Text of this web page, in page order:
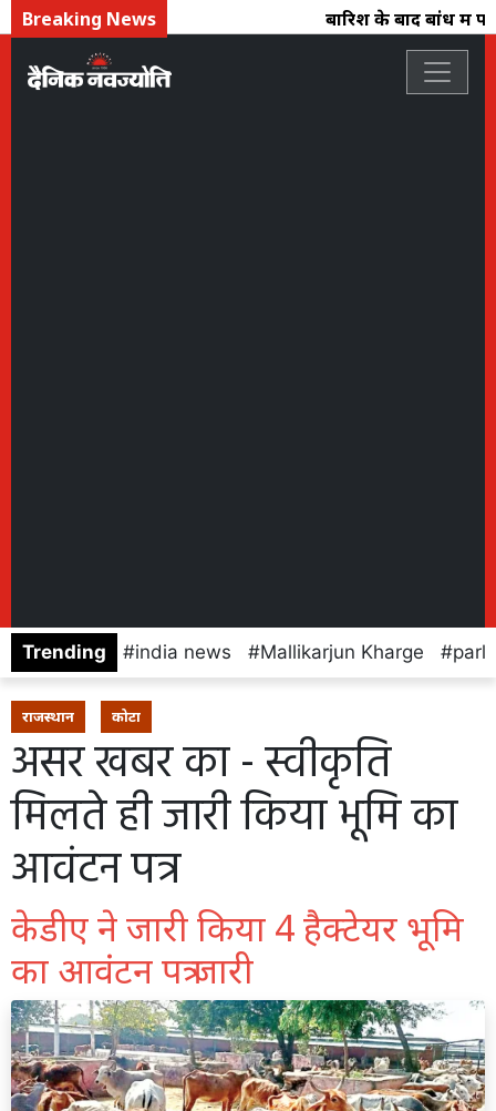
Breaking News बारिश के बाद बांध में
Trending india news Mallikarjun Kharge
राजस्थान कोटा
असर खबर का - स्वीकृति
मिलते ही जारी किया भूमि का
आवंटन पत्र
केडीए ने जारी किया 4 हैक्टेयर भूमि
का आवंटन पत्र जारी